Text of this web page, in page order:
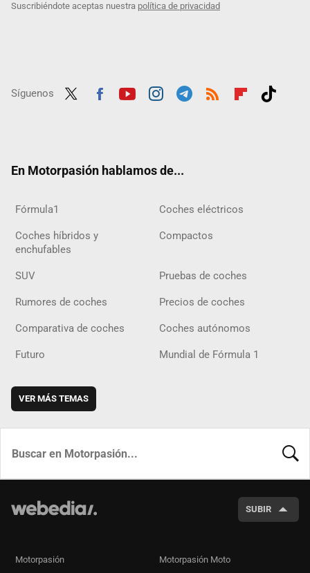
Suscribiéndote aceptas nuestra política de privacidad
Síguenos
En Motorpasión hablamos de...
Fórmula1 Coches eléctricos
Coches híbridos y
enchufables
Compactos
SUV Pruebas de coches
Rumores de coches Precios de coches
Comparativa de coches Coches autónomos
Futuro Mundial de Fórmula 1
VER MÁS TEMAS
SUBIR
Motorpasión Motorpasión Moto